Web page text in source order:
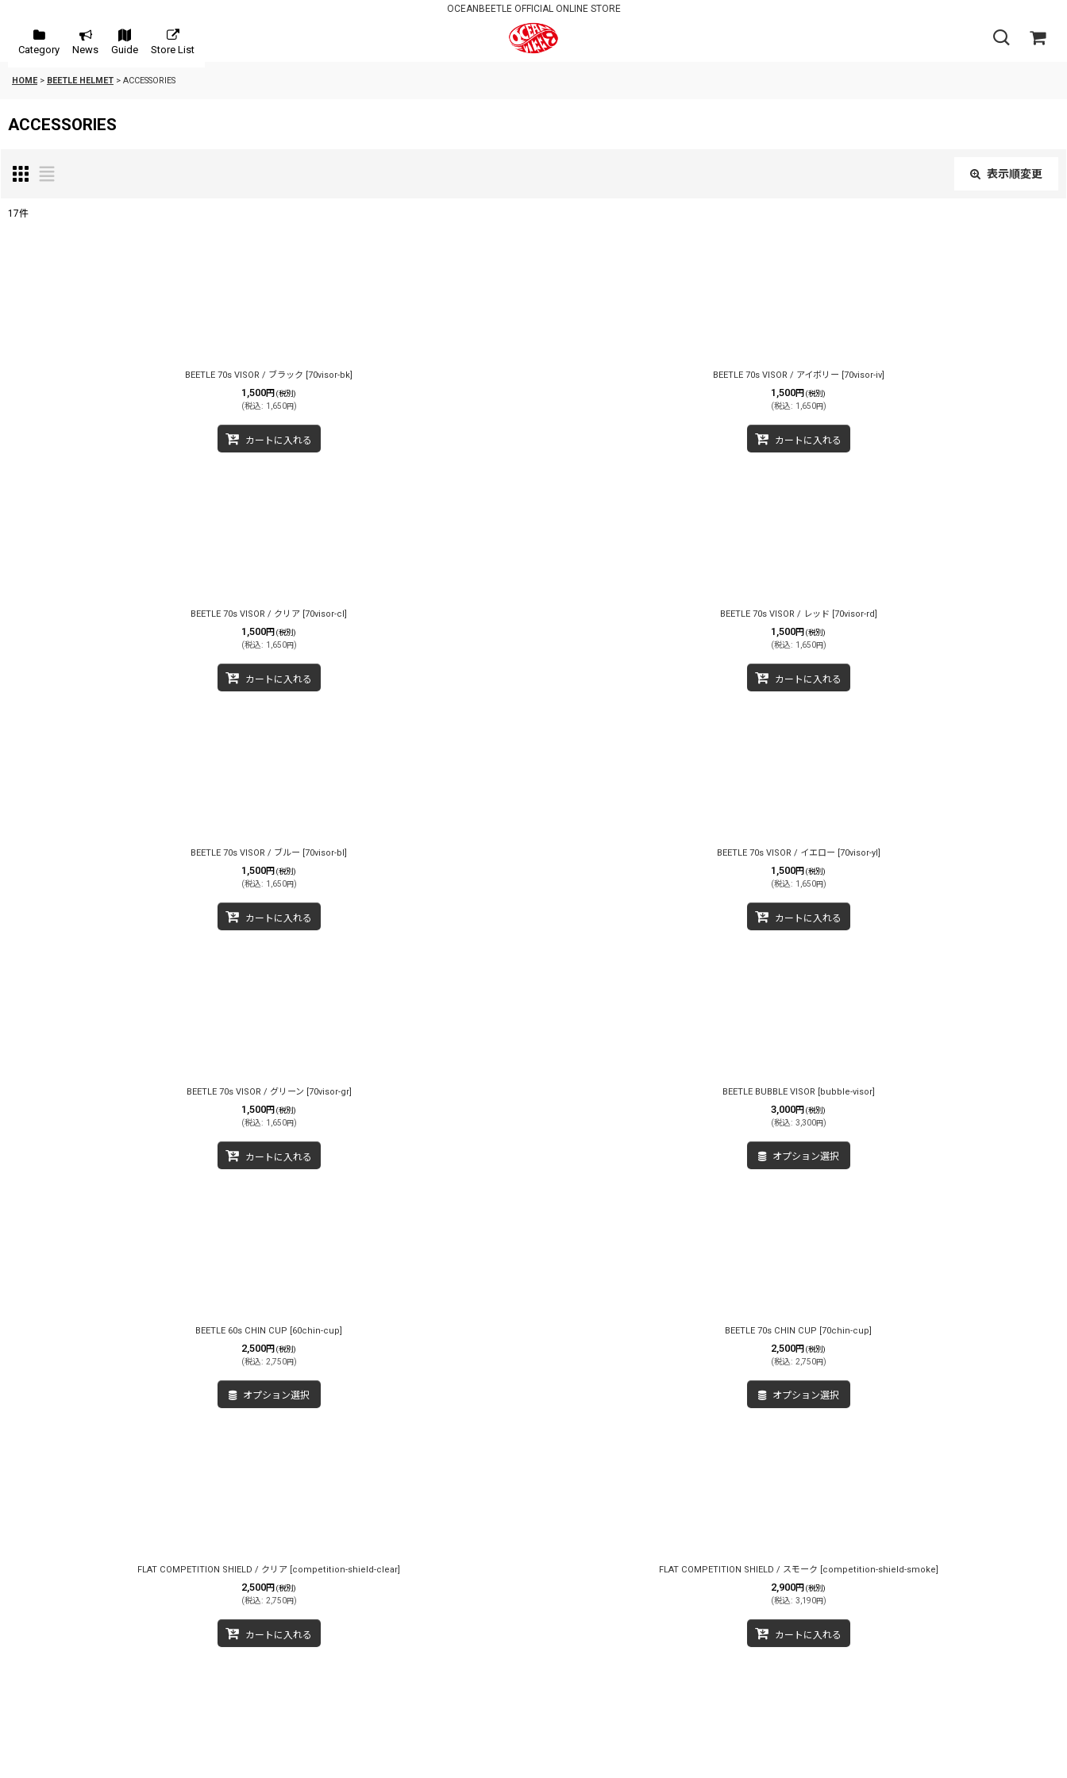
OCEANBEETLE OFFICIAL ONLINE STORE
Category News Guide Store List
HOME > BEETLE HELMET > ACCESSORIES
ACCESSORIES
表示順変更
17件
BEETLE 70s VISOR / ブラック [70visor-bk]
1,500円 (税別)
(税込: 1,650円)
カートに入れる
BEETLE 70s VISOR / アイボリー [70visor-iv]
1,500円 (税別)
(税込: 1,650円)
カートに入れる
BEETLE 70s VISOR / クリア [70visor-cl]
1,500円 (税別)
(税込: 1,650円)
カートに入れる
BEETLE 70s VISOR / レッド [70visor-rd]
1,500円 (税別)
(税込: 1,650円)
カートに入れる
BEETLE 70s VISOR / ブルー [70visor-bl]
1,500円 (税別)
(税込: 1,650円)
カートに入れる
BEETLE 70s VISOR / イエロー [70visor-yl]
1,500円 (税別)
(税込: 1,650円)
カートに入れる
BEETLE 70s VISOR / グリーン [70visor-gr]
1,500円 (税別)
(税込: 1,650円)
カートに入れる
BEETLE BUBBLE VISOR [bubble-visor]
3,000円 (税別)
(税込: 3,300円)
オプション選択
BEETLE 60s CHIN CUP [60chin-cup]
2,500円 (税別)
(税込: 2,750円)
オプション選択
BEETLE 70s CHIN CUP [70chin-cup]
2,500円 (税別)
(税込: 2,750円)
オプション選択
FLAT COMPETITION SHIELD / クリア [competition-shield-clear]
2,500円 (税別)
(税込: 2,750円)
カートに入れる
FLAT COMPETITION SHIELD / スモーク [competition-shield-smoke]
2,900円 (税別)
(税込: 3,190円)
カートに入れる